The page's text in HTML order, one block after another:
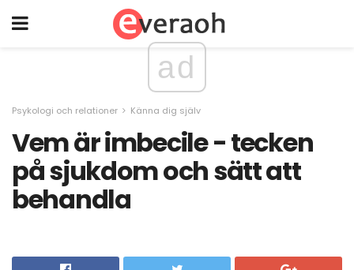
ad
Psykologi och relationer Känna dig själv
Vem är imbecile - tecken
på sjukdom och sätt att
behandla